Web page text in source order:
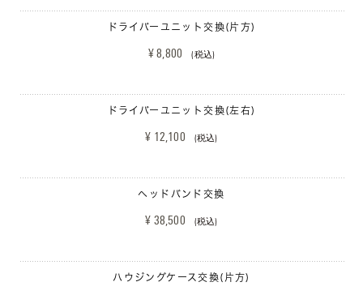
ドライバーユニット交換(片方)
¥ 8,800 (税込)
ドライバーユニット交換(左右)
¥ 12,100 (税込)
ヘッドバンド交換
¥ 38,500 (税込)
ハウジングケース交換(片方)